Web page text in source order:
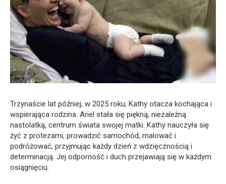
Trzynaście lat później, w 2025 roku, Kathy otacza kochająca i
wspierająca rodzina. Ariel stała się piękną, niezależną
nastolatką, centrum świata swojej matki. Kathy nauczyła się
żyć z protezami, prowadzić samochód, malować i
podróżować, przyjmując każdy dzień z wdzięcznością i
determinacją. Jej odporność i duch przejawiają się w każdym
osiągnięciu.